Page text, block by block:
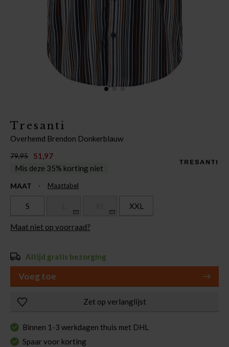
Tresanti
Overhemd Brendon Donkerblauw
79,95
51,97
Mis deze 35% korting niet
MAAT Maattabel
S XXL
Maat niet op voorraad?
Altijd gratis bezorging
Voeg toe
Zet op verlanglijst
Binnen 1-3 werkdagen thuis met DHL
Spaar voor korting